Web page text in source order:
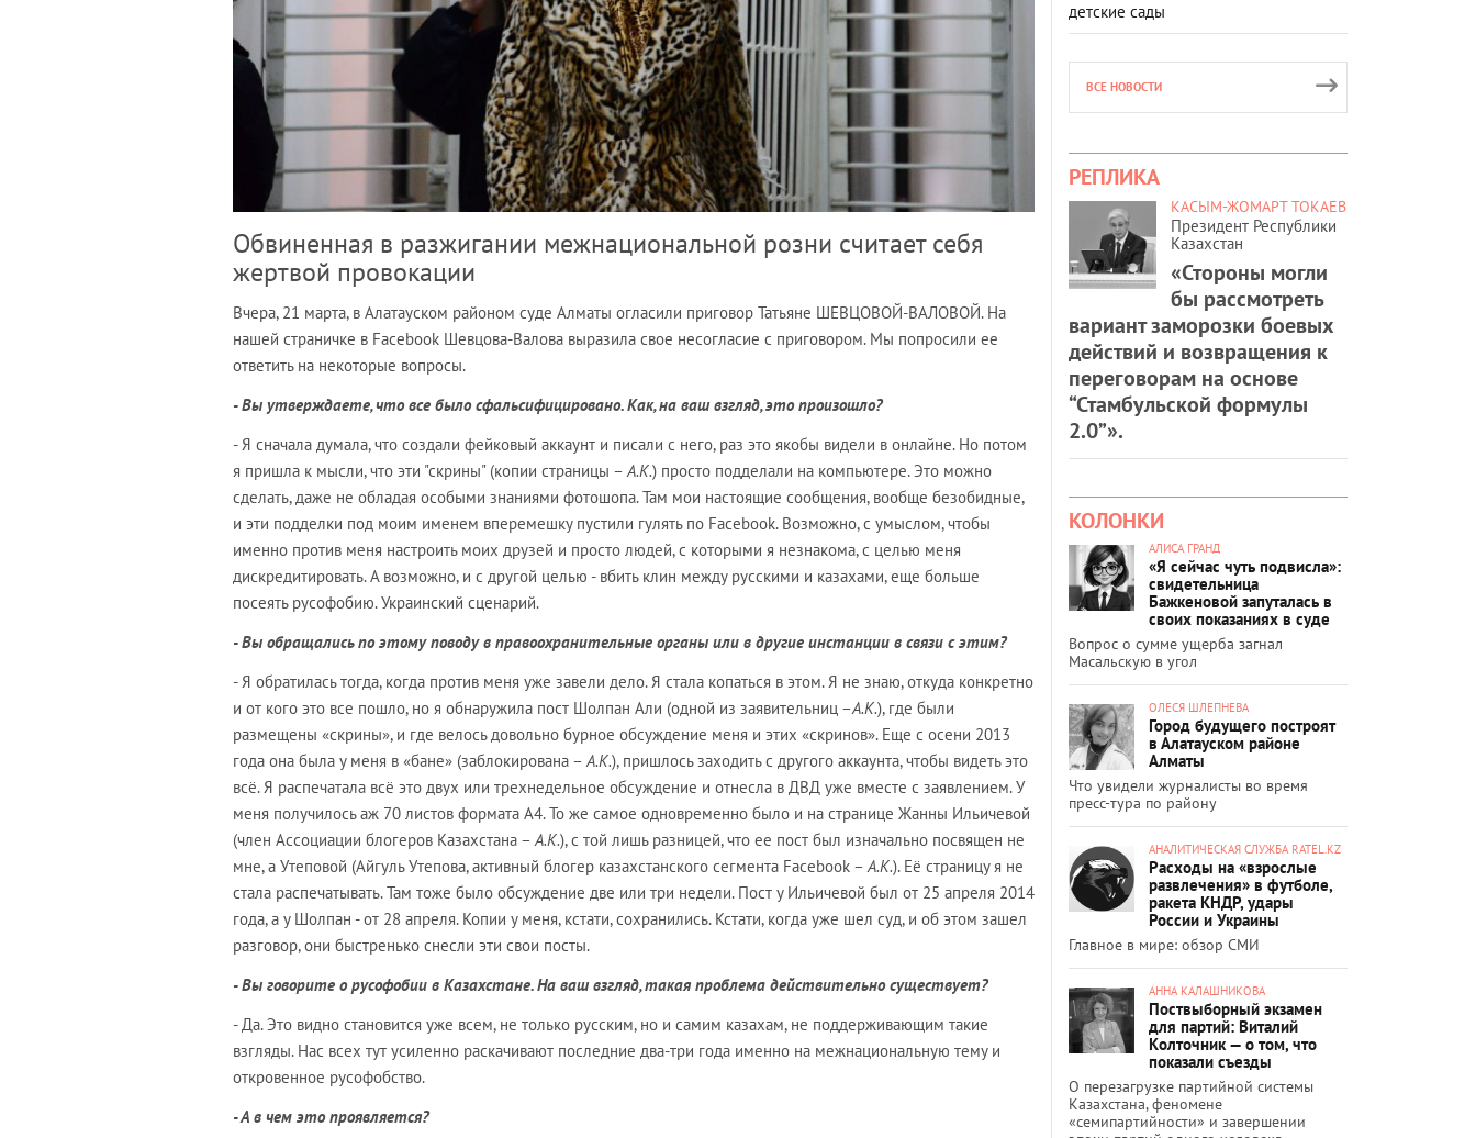
Обвиненная в разжигании межнациональной розни считает себя
жертвой провокации
Вчера, 21 марта, в Алатауском районом суде Алматы огласили приговор Татьяне ШЕВЦОВОЙ-ВАЛОВОЙ. На
нашей страничке в Facebook Шевцова-Валова выразила свое несогласие с приговором. Мы попросили ее
ответить на некоторые вопросы.
- Вы утверждаете, что все было сфальсифицировано. Как, на ваш взгляд, это произошло?
- Я сначала думала, что создали фейковый аккаунт и писали с него, раз это якобы видели в онлайне. Но потом
я пришла к мысли, что эти "скрины" (копии страницы –А.К.) просто подделали на компьютере. Это можно
сделать, даже не обладая особыми знаниями фотошопа. Там мои настоящие сообщения, вообще безобидные,
и эти подделки под моим именем вперемешку пустили гулять по Facebook. Возможно, с умыслом, чтобы
именно против меня настроить моих друзей и просто людей, с которыми я незнакома, с целью меня
дискредитировать. А возможно, и с другой целью - вбить клин между русскими и казахами, еще больше
посеять русофобию. Украинский сценарий.
- Вы обращались по этому поводу в правоохранительные органы или в другие инстанции в связи с этим?
- Я обратилась тогда, когда против меня уже завели дело. Я стала копаться в этом. Я не знаю, откуда конкретно
и от кого это все пошло, но я обнаружила пост Шолпан Али (одной из заявительниц –А.К.), где были
размещены «скрины», и где велось довольно бурное обсуждение меня и этих «скринов». Еще с осени 2013
года она была у меня в «бане» (заблокирована –А.К.), пришлось заходить с другого аккаунта, чтобы видеть это
всё. Я распечатала всё это двух или трехнедельное обсуждение и отнесла в ДВД уже вместе с заявлением. У
меня получилось аж 70 листов формата А4. То же самое одновременно было и на странице Жанны Ильичевой
(член Ассоциации блогеров Казахстана –А.К.), с той лишь разницей, что ее пост был изначально посвящен не
мне, а Утеповой (Айгуль Утепова, активный блогер казахстанского сегмента Facebook –А.К.). Её страницу я не
стала распечатывать. Там тоже было обсуждение две или три недели. Пост у Ильичевой был от 25 апреля 2014
года, а у Шолпан - от 28 апреля. Копии у меня, кстати, сохранились. Кстати, когда уже шел суд, и об этом зашел
разговор, они быстренько снесли эти свои посты.
- Вы говорите о русофобии в Казахстане. На ваш взгляд, такая проблема действительно существует?
- Да. Это видно становится уже всем, не только русским, но и самим казахам, не поддерживающим такие
взгляды. Нас всех тут усиленно раскачивают последние два-три года именно на межнациональную тему и
откровенное русофобство.
- А в чем это проявляется?
детские сады
ВСЕ НОВОСТИ
РЕПЛИКА
КАСЫМ-ЖОМАРТ ТОКАЕВ
Президент Республики
Казахстан
«Стороны могли
бы рассмотреть
вариант заморозки боевых
действий и возвращения к
переговорам на основе
“Стамбульской формулы
2.0”».
КОЛОНКИ
АЛИСА ГРАНД
«Я сейчас чуть подвисла»:
свидетельница
Бажкеновой запуталась в
своих показаниях в суде
Вопрос о сумме ущерба загнал
Масальскую в угол
ОЛЕСЯ ШЛЕПНЕВА
Город будущего построят
в Алатауском районе
Алматы
Что увидели журналисты во время
пресс-тура по району
АНАЛИТИЧЕСКАЯ СЛУЖБА RATEL.KZ
Расходы на «взрослые
развлечения» в футболе,
ракета КНДР, удары
России и Украины
Главное в мире: обзор СМИ
АННА КАЛАШНИКОВА
Поствыборный экзамен
для партий: Виталий
Колточник — о том, что
показали съезды
О перезагрузке партийной системы
Казахстана, феномене
«семипартийности» и завершении